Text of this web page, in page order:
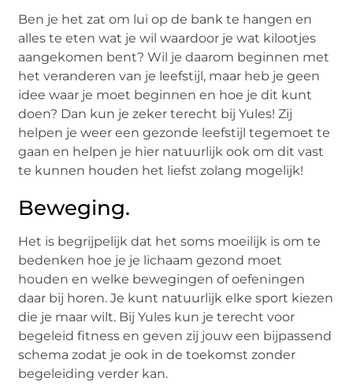
Ben je het zat om lui op de bank te hangen en
alles te eten wat je wil waardoor je wat kilootjes
aangekomen bent? Wil je daarom beginnen met
het veranderen van je leefstijl, maar heb je geen
idee waar je moet beginnen en hoe je dit kunt
doen? Dan kun je zeker terecht bij Yules! Zij
helpen je weer een gezonde leefstijl tegemoet te
gaan en helpen je hier natuurlijk ook om dit vast
te kunnen houden het liefst zolang mogelijk!
Beweging.
Het is begrijpelijk dat het soms moeilijk is om te
bedenken hoe je je lichaam gezond moet
houden en welke bewegingen of oefeningen
daar bij horen. Je kunt natuurlijk elke sport kiezen
die je maar wilt. Bij Yules kun je terecht voor
begeleid fitness en geven zij jouw een bijpassend
schema zodat je ook in de toekomst zonder
begeleiding verder kan.